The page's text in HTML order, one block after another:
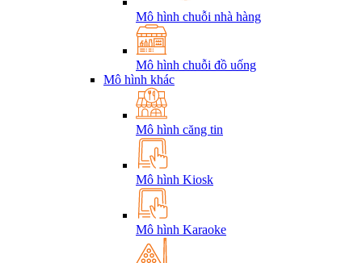
Mô hình chuỗi nhà hàng
Mô hình chuỗi đồ uống
Mô hình khác
Mô hình căng tin
Mô hình Kiosk
Mô hình Karaoke